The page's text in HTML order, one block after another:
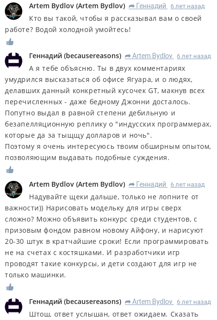
Artem Bydlov (Artem Bydlov) R Геннадий 6 лет назад
Кто вы такой, чтобы я рассказывал вам о своей
работе? Водой холодной умойтесь!
Геннадий (becausereasons) R Artem Bydlov 6 лет назад
А я тебе объясню. Ты в двух комментариях
умудрился высказаться об офисе Ягуара, и о людях,
делавших данный конкретный кусочек GT, макнув всех
перечисленных - даже бедному Джонни досталось.
Попутно выдал в равной степени дебильную и
безапелляционную реплику о "индусских программерах,
которые да за тыщщу долларов и ночь".
Поэтому я очень интересуюсь твоим обширным опытом,
позволяющим выдавать подобные суждения.
Artem Bydlov (Artem Bydlov) R Геннадий 6 лет назад
Надувайте щеки дальше, только не лопните от
важности)) Нарисовать модельку для игры сверх
сложно? Можно объявить конкурс среди студентов, с
призовым фондом равном новому Айфону, и нарисуют
20-30 штук в кратчайшие сроки! Если программировать
не на счетах с костяшками. И разработчики игр
проводят такие конкурсы, и дети создают для игр не
только машинки.
Геннадий (becausereasons) R Artem Bydlov 6 лет назад
Штош, ответ услышан, ответ ожидаем. Сказать